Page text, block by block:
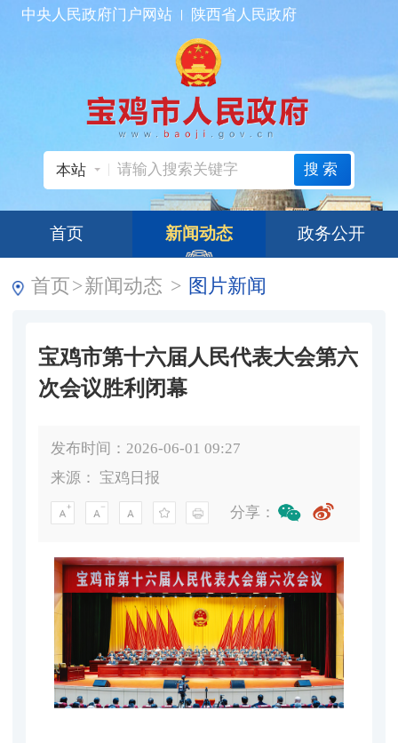
中央人民政府门户网站 陕西省人民政府
本站 搜索
首页 新闻动态 政务公开
首页>新闻动态 > 图片新闻
宝鸡市第十六届人民代表大会第六
次会议胜利闭幕
发布时间：2026-06-01 09:27
来源： 宝鸡日报
分享：